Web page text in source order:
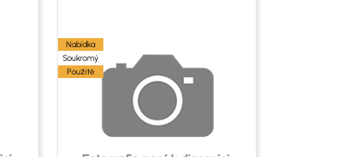
Nabídka
Soukromý
Použité